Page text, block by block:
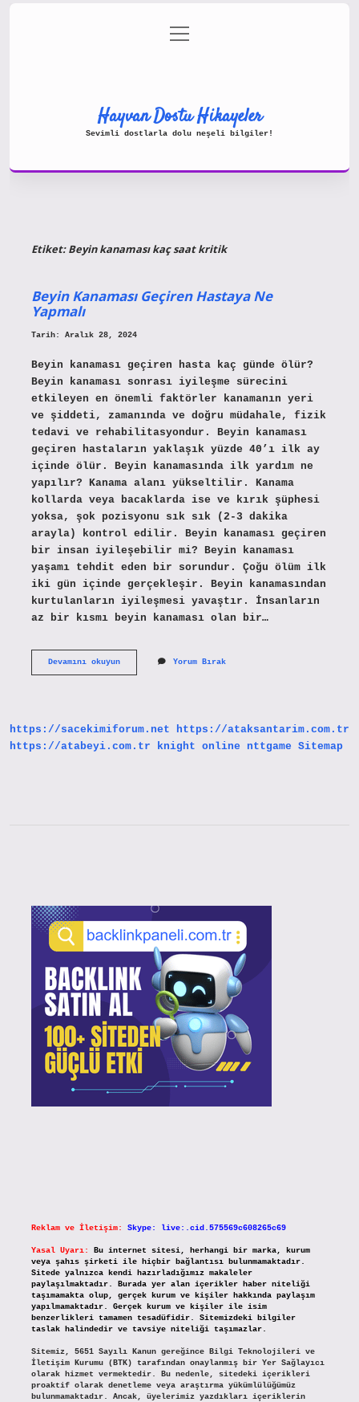
Gizlilik Politikası
menüyü
aç
Hayvan Dostu Hikayeler
Sevimli dostlarla dolu neşeli bilgiler!
Etiket:Beyin kanaması kaç saat kritik
Beyin Kanaması Geçiren Hastaya Ne
Yapmalı
Tarih: Aralık 28, 2024
Beyin kanaması geçiren hasta kaç günde ölür?
Beyin kanaması sonrası iyileşme sürecini
etkileyen en önemli faktörler kanamanın yeri
ve şiddeti, zamanında ve doğru müdahale, fizik
tedavi ve rehabilitasyondur. Beyin kanaması
geçiren hastaların yaklaşık yüzde 40’ı ilk ay
içinde ölür. Beyin kanamasında ilk yardım ne
yapılır? Kanama alanı yükseltilir. Kanama
kollarda veya bacaklarda ise ve kırık şüphesi
yoksa, şok pozisyonu sık sık (2-3 dakika
arayla) kontrol edilir. Beyin kanaması geçiren
bir insan iyileşebilir mi? Beyin kanaması
yaşamı tehdit eden bir sorundur. Çoğu ölüm ilk
iki gün içinde gerçekleşir. Beyin kanamasından
kurtulanların iyileşmesi yavaştır. İnsanların
az bir kısmı beyin kanaması olan bir…
Devamını okuyunBeyin
Yorum Bırak
https://sacekimiforum.net
https://ataksantarim.com.tr
https://atabeyi.com.tr
knight online nttgame Sitemap
Reklam ve İletişim: Skype: live:.cid.575569c608265c69
Yasal Uyarı:
Bu internet sitesi, herhangi bir marka, kurum
veya şahıs şirketi ile hiçbir bağlantısı bulunmamaktadır.
Sitede yalnızca kendi hazırladığımız makaleler
paylaşılmaktadır. Burada yer alan içerikler haber niteliği
taşımamakta olup, gerçek kurum ve kişiler hakkında paylaşım
yapılmamaktadır. Gerçek kurum ve kişiler ile isim
benzerlikleri tamamen tesadüfidir. Sitemizdeki bilgiler
taslak halindedir ve tavsiye niteliği taşımazlar.
Sitemiz, 5651 Sayılı Kanun gereğince Bilgi Teknolojileri ve
İletişim Kurumu (BTK) tarafından onaylanmış bir Yer Sağlayıcı
olarak hizmet vermektedir. Bu nedenle, sitedeki içerikleri
proaktif olarak denetleme veya araştırma yükümlülüğümüz
bulunmamaktadır. Ancak, üyelerimiz yazdıkları içeriklerin